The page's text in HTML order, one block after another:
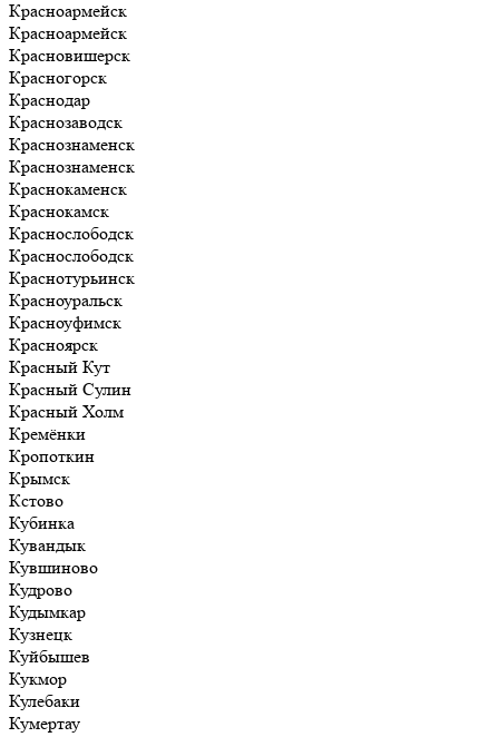
Красноармейск
Красноармейск
Красновишерск
Красногорск
Краснодар
Краснозаводск
Краснознаменск
Краснознаменск
Краснокаменск
Краснокамск
Краснослободск
Краснослободск
Краснотурьинск
Красноуральск
Красноуфимск
Красноярск
Красный Кут
Красный Сулин
Красный Холм
Кремёнки
Кропоткин
Крымск
Кстово
Кубинка
Кувандык
Кувшиново
Кудрово
Кудымкар
Кузнецк
Куйбышев
Кукмор
Кулебаки
Кумертау